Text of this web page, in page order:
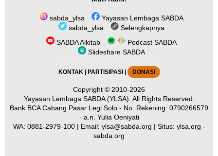
sabda_ylsa
Yayasan Lembaga SABDA
sabda_ylsa
Selengkapnya
SABDA Alkitab
Podcast SABDA
Slideshare SABDA
KONTAK| PARTISIPASI DONASI
Copyright © 2010-2026
Yayasan Lembaga SABDA (YLSA). All Rights Reserved.
Bank BCA Cabang Pasar Legi Solo - No. Rekening: 0790266579
- a.n. Yulia Oeniyati
WA: 0881-2979-100| Email: ylsa@sabda.org | Situs: ylsa.org -
sabda.org